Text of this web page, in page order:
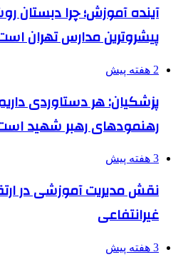
آینده آموزش؛ چرا دبستان
پیشروترین مدارس تهران
2 هفته پیش
پزشکیان: هر دستاوردی
رهنمودهای رهبر شهید
3 هفته پیش
نقش مدیریت آموزشی در
غیرانتفاعی
3 هفته پیش